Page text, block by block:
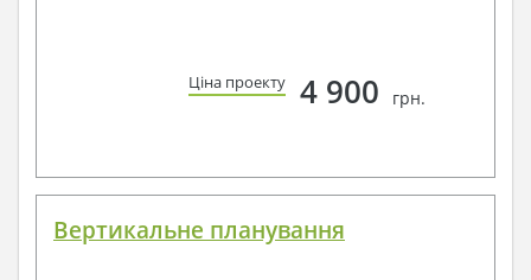
Ціна проекту 4 900 грн.
Вертикальне планування